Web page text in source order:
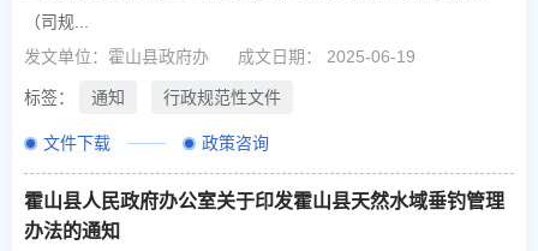
（司规...
发文单位：霍山县政府办
成文日期： 2025-06-19
标签： 通知 行政规范性文件
文件下载 政策咨询
霍山县人民政府办公室关于印发霍山县天然水域垂钓管理
办法的通知